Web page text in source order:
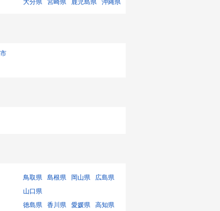
大分県
宮崎県 鹿児島県 沖縄県
鳥取県 島根県 岡山県
広島県
山口県
徳島県 香川県 愛媛県 高知県